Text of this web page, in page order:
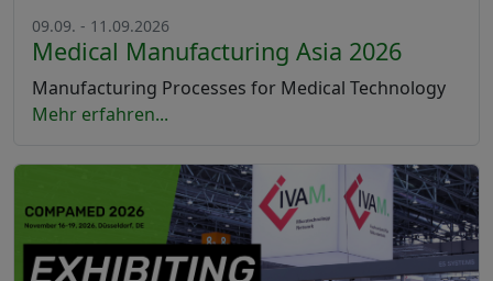
09.09. - 11.09.2026
Medical Manufacturing Asia 2026
Manufacturing Processes for Medical Technology
Mehr erfahren...